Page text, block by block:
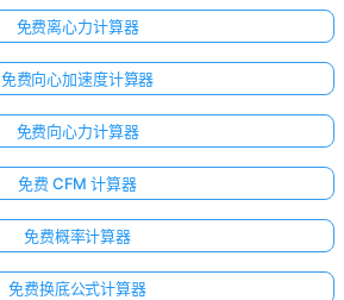
免费离心力计算器
免费向心加速度计算器
免费向心力计算器
免费 CFM 计算器
免费概率计算器
免费换底公式计算器